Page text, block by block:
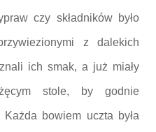
czy składników było
z dalekich
ich smak, a już miały
stole, by godnie
bowiem uczta była